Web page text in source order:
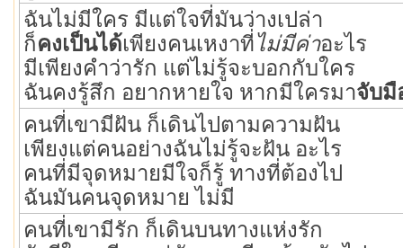
ฉันไม่มีใคร มีแต่ใจที่มันว่างเปล่า
ก็คงเป็นได้เพียงคนเหงาที่ไม่มีค่าอะไร
มีเพียงคำว่ารัก แต่ไม่รู้จะบอกกับใคร
ฉันคงรู้สึก อยากหายใจ หากมีใครมาจับมื
คนที่เขามีฝัน ก็เดินไปตามความฝัน
เพียงแต่คนอย่างฉันไม่รู้จะฝัน อะไร
คนที่มีจุดหมายมีใจก็รู้ ทางที่ต้องไป
ฉันมันคนจุดหมาย ไม่มี
คนที่เขามีรัก ก็เดินบนทางแห่งรัก